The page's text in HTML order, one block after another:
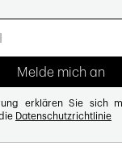
erklären Sie sich
Datenschutzrichtlinie